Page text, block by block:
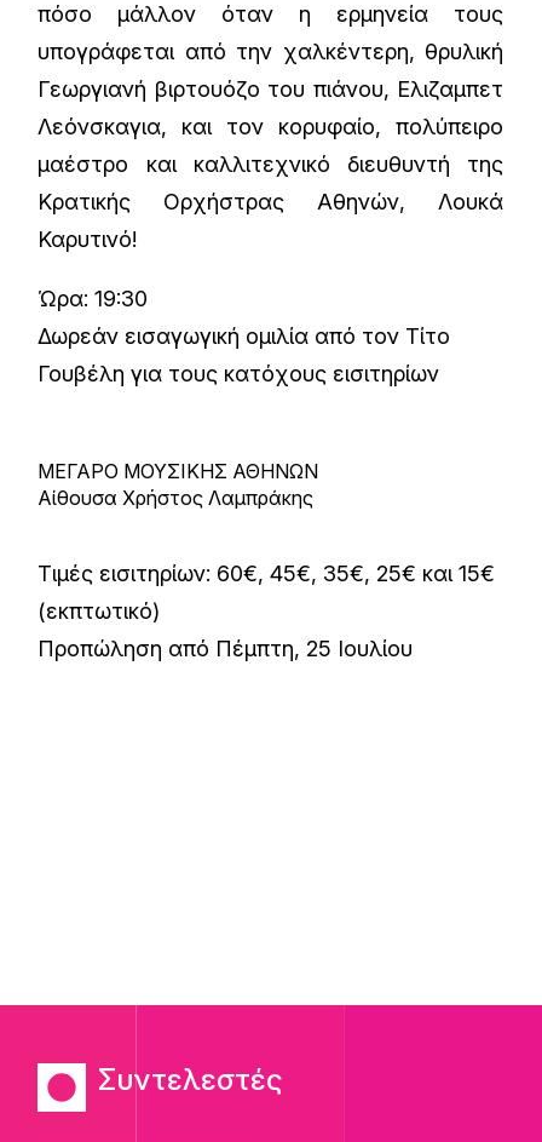
πόσο μάλλον όταν η ερμηνεία τους
υπογράφεται από την χαλκέντερη, θρυλική
Γεωργιανή βιρτουόζο του πιάνου, Ελιζαμπετ
Λεόνσκαγια, και τον κορυφαίο, πολύπειρο
μαέστρο και καλλιτεχνικό διευθυντή της
Κρατικής Ορχήστρας Αθηνών, Λουκά
Καρυτινό!
Ώρα: 19:30
Δωρεάν εισαγωγική ομιλία από τον Τίτο
Γουβέλη για τους κατόχους εισιτηρίων
ΜΕΓΑΡΟ ΜΟΥΣΙΚΗΣ ΑΘΗΝΩΝ
Αίθουσα Χρήστος Λαμπράκης
Τιμές εισιτηρίων: 60€, 45€, 35€, 25€ και 15€
(εκπτωτικό)
Προπώληση από Πέμπτη, 25 Ιουλίου
Συντελεστές